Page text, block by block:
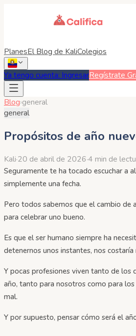
PlanesEl Blog de KaliColegios
Ya tengo cuenta: IngresarRegístrate
Blog›general
general
Propósitos de año
Kali·20 de abril de 2026·4 min de
Seguramente te ha tocado escuchar a
simplemente una fecha.
Pero todos sabemos que el cambio de
para celebrar uno bueno.
Es que el ser humano siempre ha
detenernos unos instantes, nos
Y pocas profesiones viven tanto de los
año, tanto para nosotros como para
mal.
Y por supuesto, pensar cómo será el